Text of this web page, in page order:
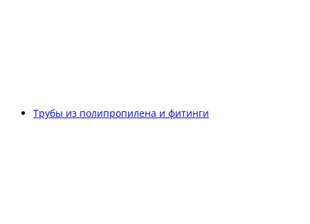
Трубы из полипропилена и фитинги